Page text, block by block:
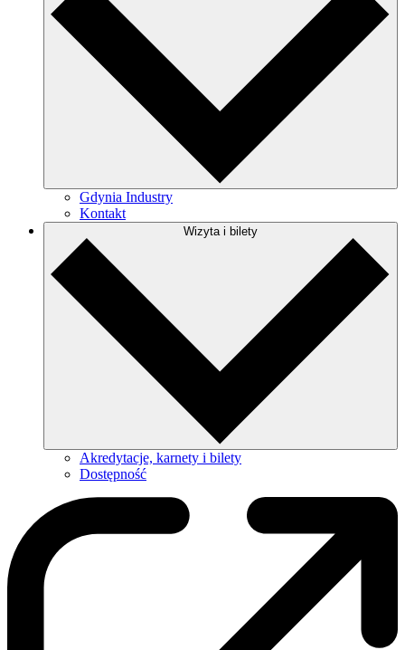
Gdynia Industry
Kontakt
Wizyta i bilety
Akredytacje, karnety i bilety
Dostępność